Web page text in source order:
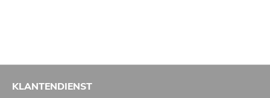
KLANTENDIENST